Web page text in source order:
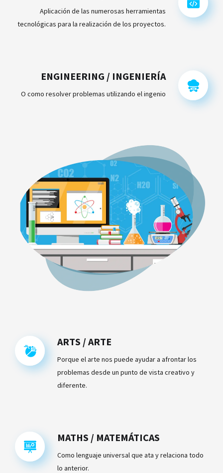
Aplicación de las numerosas herramientas
tecnológicas para la realización de los proyectos.
ENGINEERING / INGENIERÍA
O como resolver problemas utilizando el ingenio
ARTS / ARTE
Porque el arte nos puede ayudar a afrontar los
problemas desde un punto de vista creativo y
diferente.
MATHS / MATEMÁTICAS
Como lenguaje universal que ata y relaciona todo
lo anterior.